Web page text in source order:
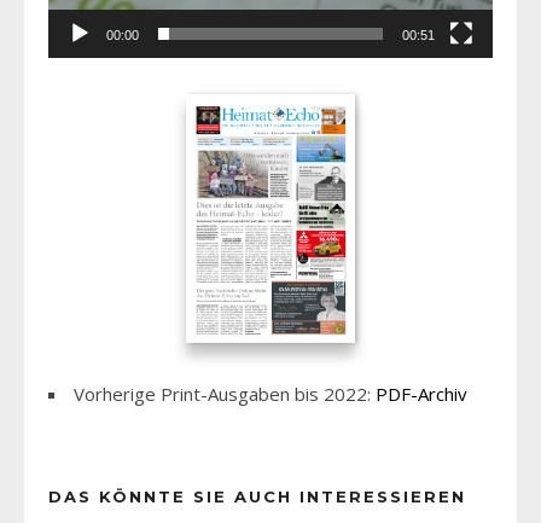
00:00 00:51
Vorherige Print-Ausgaben bis 2022: PDF-Archiv
DAS KÖNNTE SIE AUCH INTERESSIEREN